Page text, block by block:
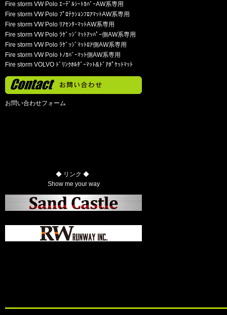
Fire storm VW Polo ｴｰﾃﾞﾙｼｰﾄｶﾊﾞｰAW系専用
Fire storm VW Polo ﾌﾟﾛﾃｸｼｮﾝﾌﾛｱﾏｯﾄAW系専用
Fire storm VW Polo ﾘｱｾﾝﾀｰﾏｯﾄAW系専用
Fire storm VW Polo ﾗｹﾞｯｼﾞﾏｯﾄｱｯﾊﾟｰ側AW系専用
Fire storm VW Polo ﾗｹﾞｯｼﾞﾏｯﾄﾛｱ側AW系専用
Fire storm VW Polo ﾄﾉｶﾊﾞｰﾏｯﾄ側AW系専用
Fire storm VOLVO ﾄﾞﾘﾝｸﾎﾙﾀﾞｰﾏｯﾄ&ﾄﾞｱﾎﾟｹｯﾄﾏｯﾄ
お問い合わせフォーム
◆ リンク ◆
Show me your way